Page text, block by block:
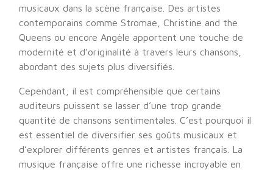
musicaux dans la scène française. Des artistes
contemporains comme Stromae, Christine and the
Queens ou encore Angèle apportent une touche de
modernité et d’originalité à travers leurs chansons,
abordant des sujets plus diversifiés.
Cependant, il est compréhensible que certains
auditeurs puissent se lasser d’une trop grande
quantité de chansons sentimentales. C’est pourquoi il
est essentiel de diversifier ses goûts musicaux et
d’explorer différents genres et artistes français. La
musique française offre une richesse incroyable en